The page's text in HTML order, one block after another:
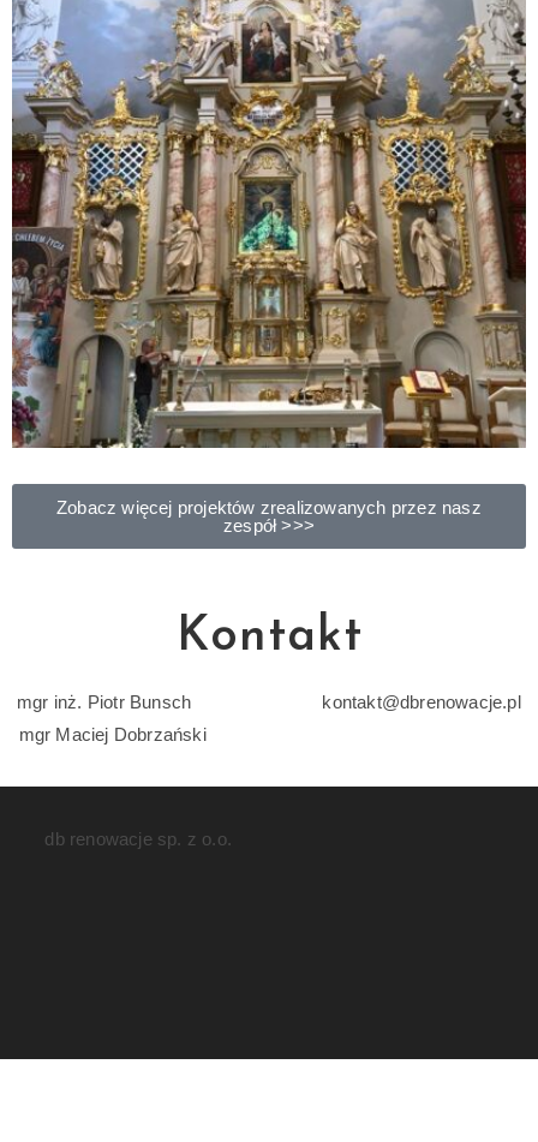
Zobacz więcej projektów zrealizowanych przez nasz
zespół >>>
Kontakt
mgr inż. Piotr Bunsch kontakt@dbrenowacje.pl
mgr Maciej Dobrzański
db renowacje sp. z o.o.